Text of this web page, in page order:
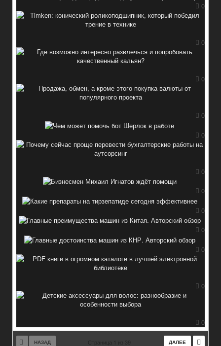
0
0
0
0
0
0
0
0
0
0
0
0
НАЗАД ДАЛЕЕ
Страница 1 из 39